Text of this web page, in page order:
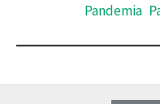
Pandemia